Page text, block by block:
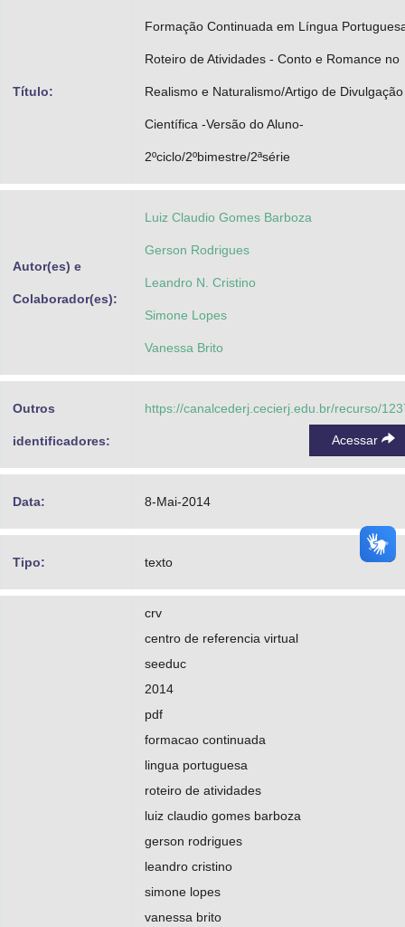
Título:
Formação Continuada em Língua
Roteiro de Atividades - Conto e Romance no
Realismo e Naturalismo/Artigo de Divulgação
Científica -Versão do Aluno-
2ºciclo/2ºbimestre/2ªsérie
Autor(es) e
Colaborador(es):
Luiz Claudio Gomes Barboza
Gerson Rodrigues
Leandro N. Cristino
Simone Lopes
Vanessa Brito
Outros
identificadores:
https://canalcederj.cecierj.edu.br/recurso/
Acessar
Data: 8-Mai-2014
Tipo: texto
crv
centro de referencia virtual
seeduc
2014
pdf
formacao continuada
lingua portuguesa
roteiro de atividades
luiz claudio gomes barboza
gerson rodrigues
leandro cristino
simone lopes
vanessa brito